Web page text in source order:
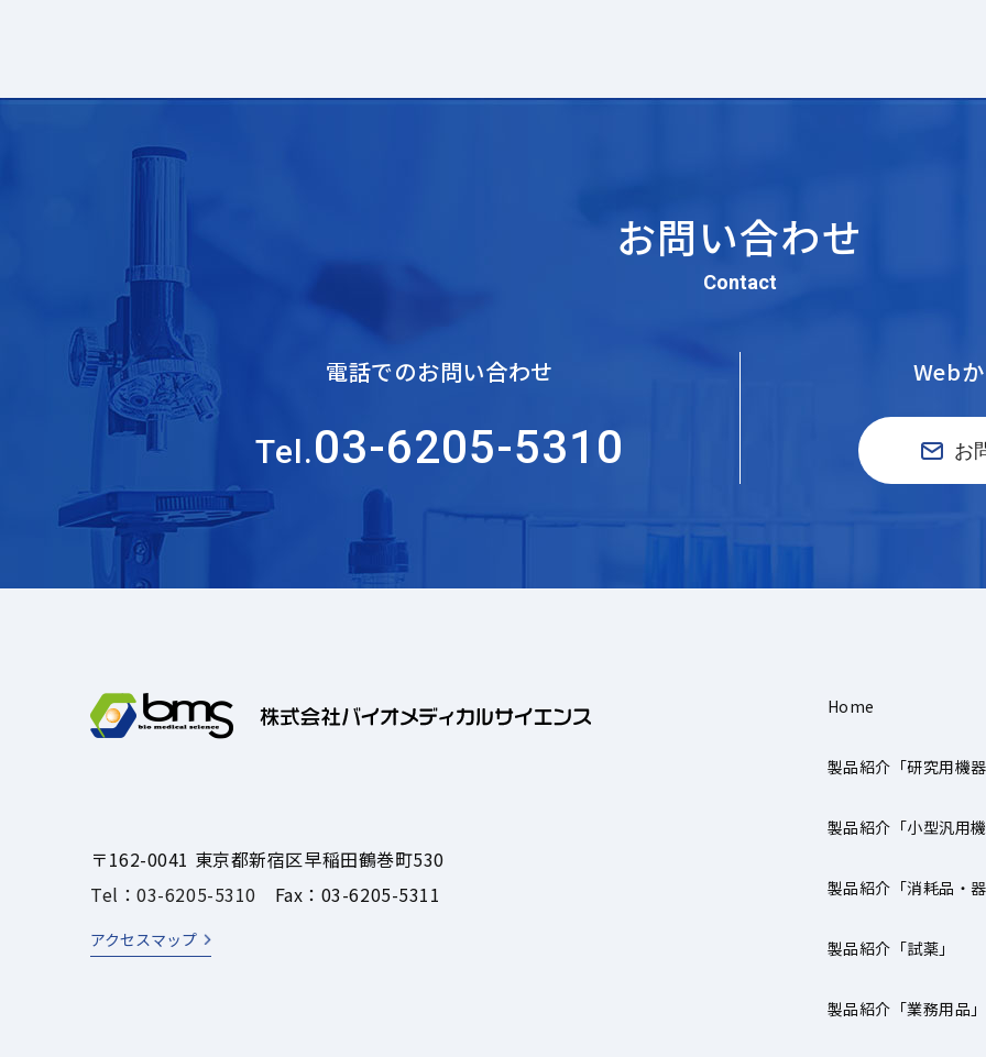
お問い合わせ
Contact
電話でのお問い合わせ
Tel.03-6205-5310
Web
お
〒162-0041 東京都新宿区早稲田鶴巻町530
Tel：03-6205-5310 Fax：03-6205-5311
アクセスマップ
Home
製品紹介「研究用機
製品紹介「小型汎用
製品紹介「消耗品・
製品紹介「試薬」
製品紹介「業務用品」